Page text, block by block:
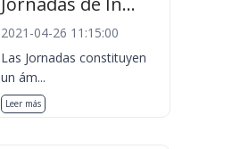
2021-04-26 11:15:00
Las Jornadas constituyen
un ám...
Leer más